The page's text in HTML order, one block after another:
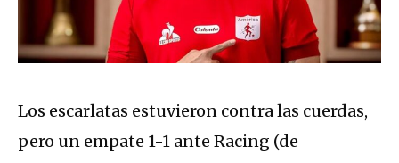
Los escarlatas estuvieron contra las cuerdas,
pero un empate 1-1 ante Racing (de